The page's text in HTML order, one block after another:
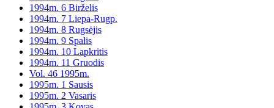
1994m. 6 Birželis
1994m. 7 Liepa-Rugp.
1994m. 8 Rugsėjis
1994m. 9 Spalis
1994m. 10 Lapkritis
1994m. 11 Gruodis
Vol. 46 1995m.
1995m. 1 Sausis
1995m. 2 Vasaris